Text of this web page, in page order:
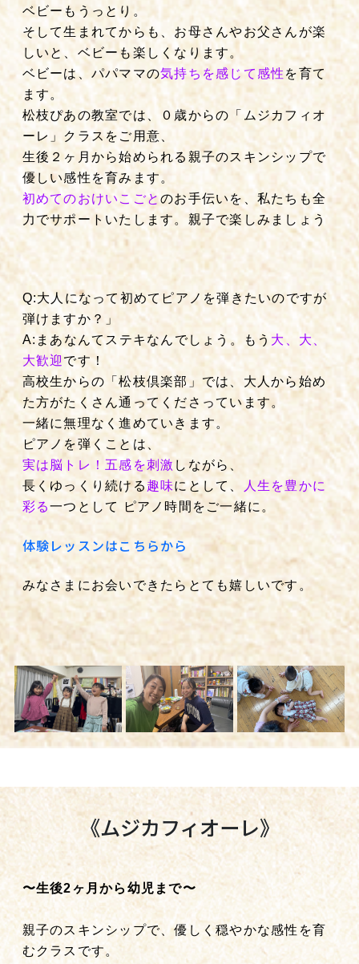
ベビーもうっとり。
そして生まれてからも、お母さんやお父さんが楽
しいと、ベビーも楽しくなります。
ベビーは、パパママの気持ちを感じて感性 を育て
ます。
松枝ぴあの教室では、０歳からの「ムジカフィオ
ーレ」クラスをご用意、
生後２ヶ月から始められる親子のスキンシップで
優しい感性を育みます。
初めてのおけいこごとのお手伝いを、私たちも全
力でサポートいたします。親子で楽しみましょう
Q:大人になって初めてピアノを弾きたいのですが
弾けますか？」
A:まあなんてステキなんでしょう。もう 大、大、
大歓迎 です！
高校生からの「松枝倶楽部」では、大人から始め
た方がたくさん通ってくださっています。
一緒に無理なく進めていきます。
ピアノを弾くことは、
実は脳トレ！五感を刺激 しながら、
長くゆっくり続ける趣味にとして、
人生を豊かに
彩る一つとして ピアノ時間をご一緒に。
体験レッスンはこちらから
みなさまにお会いできたらとても嬉しいです。
《ムジカフィオーレ》
〜生後2ヶ月から幼児まで〜
親子のスキンシップで、優しく穏やかな感性を育
むクラスです。